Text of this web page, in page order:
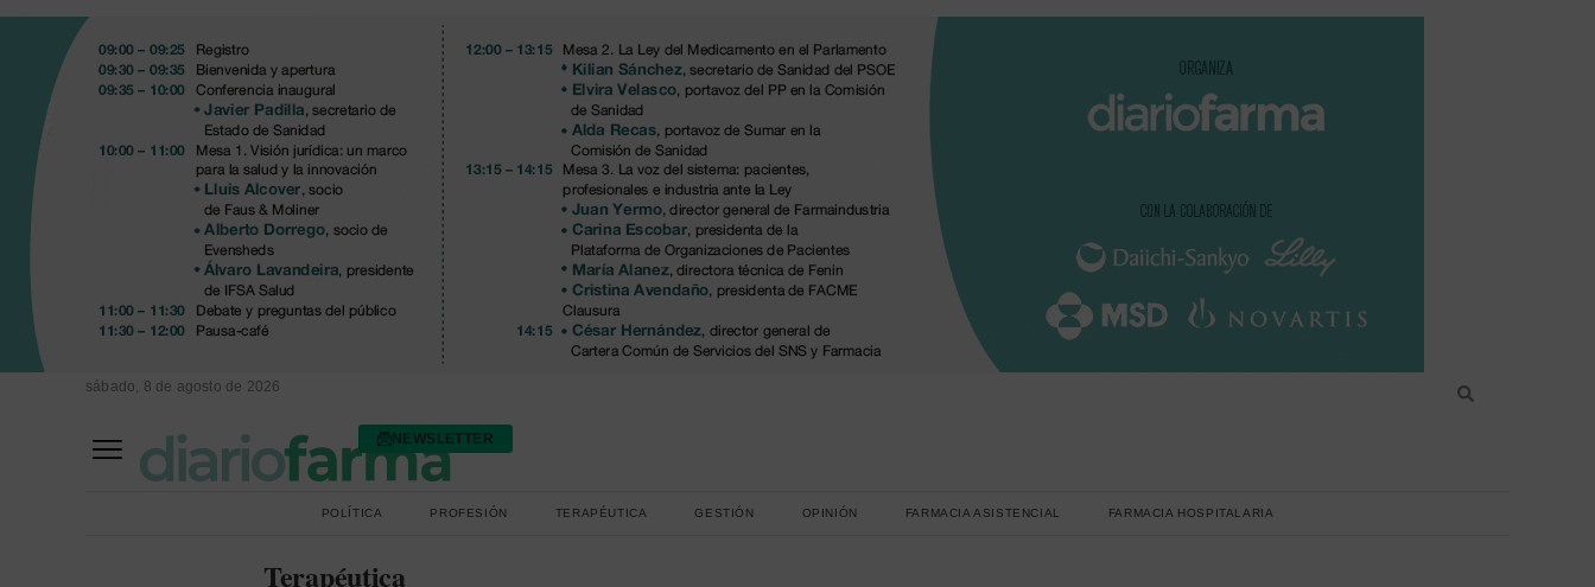
sábado, 8 de agosto de 2026
NEWSLETTER
POLÍTICA PROFESIÓN TERAPÉUTICA GESTIÓN OPINIÓN FARMACIA ASISTENCIAL FARMACIA HOSPITALARIA
Terapéutica